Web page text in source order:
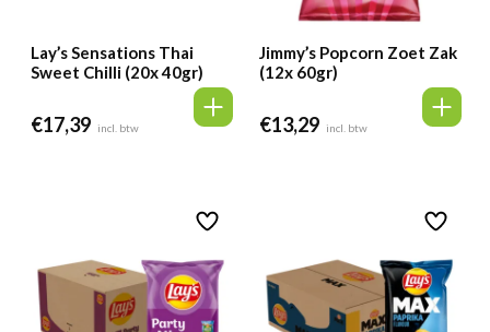
Lay’s Sensations Thai
Sweet Chilli (20x 40gr)
€17,39 incl. btw
Jimmy’s Popcorn Zoet Zak
(12x 60gr)
€13,29 incl. btw